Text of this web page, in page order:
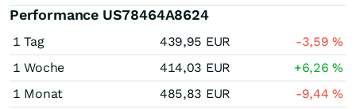
Performance US78464A8624
1 Tag 439,95 EUR -3,59%
1 Woche
414,03 EUR +6,26%
1 Monat
485,83 EUR -9,44%